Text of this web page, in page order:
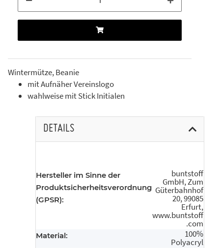
Wintermütze, Beanie
mit Aufnäher Vereinslogo
wahlweise mit Stick Initialen
DETAILS
Hersteller im Sinne der
Produktsicherheitsverordnung
(GPSR):
buntstoff
GmbH, Zum
Güterbahnhof
20, 99085
Erfurt,
www.buntstoff
.com
Material: 100%
Polyacryl